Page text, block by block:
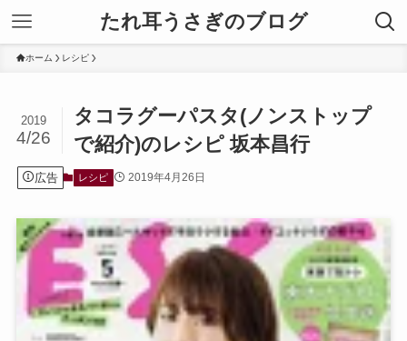
たれ耳うさぎのブログ
ホーム レシピ
タコラグーパスタ(ノンストップ
で紹介)のレシピ 坂本昌行
2019
4/26
広告 レシピ 2019年4月26日